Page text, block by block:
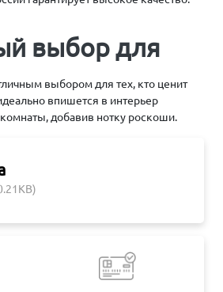
выбор для
выбором для тех, кто ценит
впишется в интерьер
добавив нотку роскоши.